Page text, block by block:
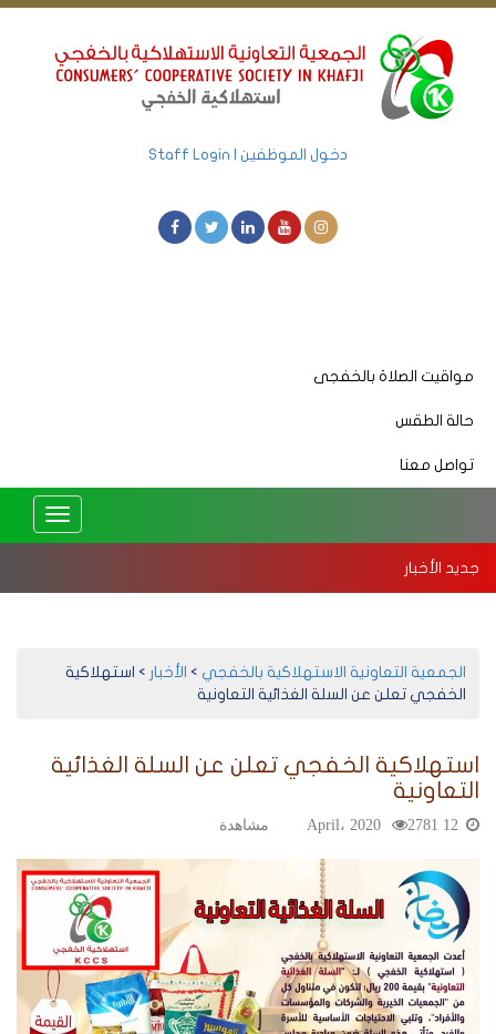
دخول الموظفين | Staff Login
مواقيت الصلاة بالخفجى
حالة الطقس
تواصل معنا
Toggle
جديد الأخبار
الجمعية التعاونية الاستهلاكية بالخفجي > الأخبار > استهلاكية
الخفجي تعلن عن السلة الغذائية التعاونية
استهلاكية الخفجي تعلن عن السلة الغذائية
التعاونية
12 April، 2020 2781 مشاهدة